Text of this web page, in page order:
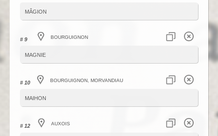
mâgion
# 9 Bourguignon
magnie
# 10 Bourguignon, Morvandiau
maihon
# 12 Auxois